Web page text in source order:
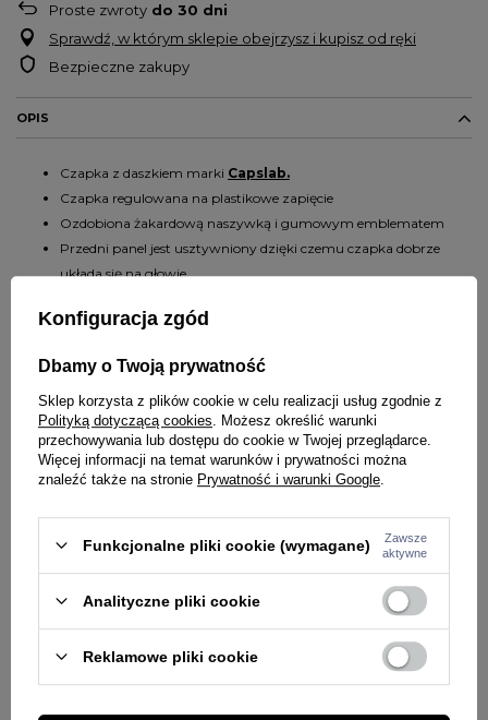
Proste zwroty do 30 dni
Sprawdź, w którym sklepie obejrzysz i kupisz od ręki
Bezpieczne zakupy
OPIS
Czapka z daszkiem marki Capslab.
Czapka regulowana na plastikowe zapięcie
Ozdobiona żakardową naszywką i gumowym emblematem
Przedni panel jest usztywniony dzięki czemu czapka dobrze
układa się na głowie
Wykonana w 20% z bawełny, 30% poliuretanu i 50% poliestru
SZCZEGÓŁY PRODUKTU
Marka Capslab
Kod producenta 3614001696086
MĘŻCZYZNA
wymaganych przepisami
PYTANIA O PRODUKT
ZADAJ PYTANIE
WYBRANE DLA CIEBIE
Konfiguracja zgód
Dbamy o Twoją prywatność
Sklep korzysta z plików cookie w celu realizacji usług zgodnie z
Polityką dotyczącą cookies . Możesz określić warunki
przechowywania lub dostępu do cookie w Twojej przeglądarce.
Więcej informacji na temat warunków i prywatności można
znaleźć także na stronie Prywatność i warunki Google
Funkcjonalne pliki cookie (wymagane)
Zawsze
aktywne
Analityczne pliki cookie
Reklamowe pliki cookie